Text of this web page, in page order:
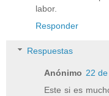
labor.
Responder
Respuestas
Anónimo 22
Este si es